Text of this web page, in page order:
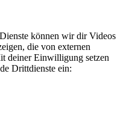
können wir dir Videos
die von externen
deiner Einwilligung setzen
Drittdienste ein: